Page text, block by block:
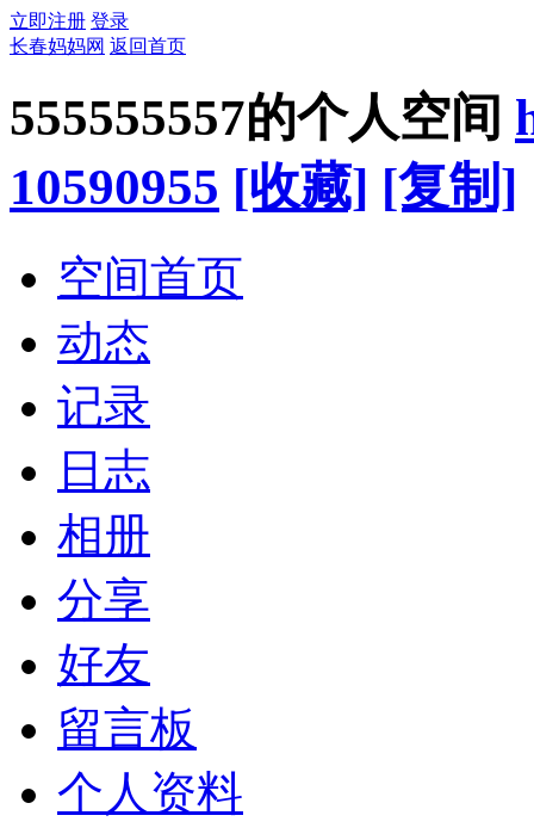
立即注册 登录
长春妈妈网 返回首页
555555557的个人空间
10590955 [收藏] [复制]
空间首页
动态
记录
日志
相册
分享
好友
留言板
个人资料